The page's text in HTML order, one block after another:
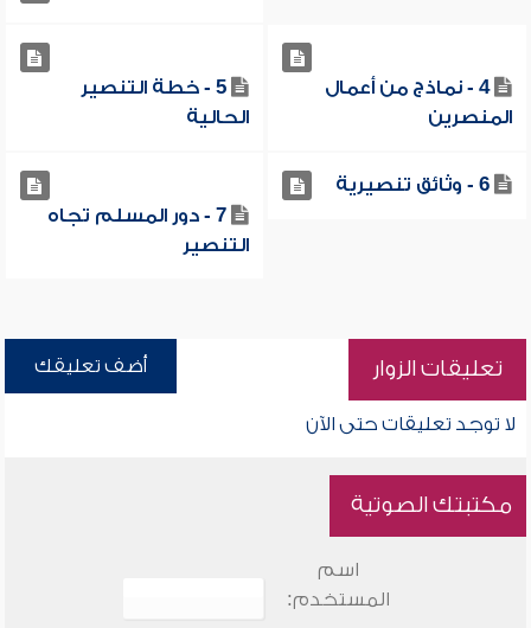
4 - نماذج من أعمال
المنصرين
5 - خطة التنصير
الحالية
6 - وثائق تنصيرية
7 - دور المسلم تجاه
التنصير
تعليقات الزوار أضف تعليقك
لا توجد تعليقات حتى الآن
مكتبتك الصوتية
اسم
المستخدم: